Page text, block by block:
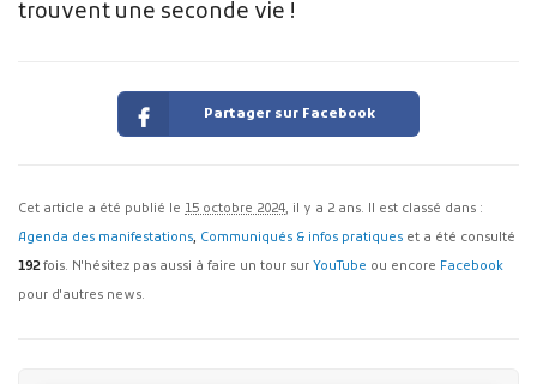
trouvent une seconde vie !
Partager sur Facebook
Cet article a été publié le 15 octobre 2024, il y a 2 ans. Il est classé dans :
Agenda des manifestations, Communiqués & infos pratiques et a été consulté
192fois. N'hésitez pas aussi à faire un tour sur YouTube ou encore Facebook
pour d'autres news.